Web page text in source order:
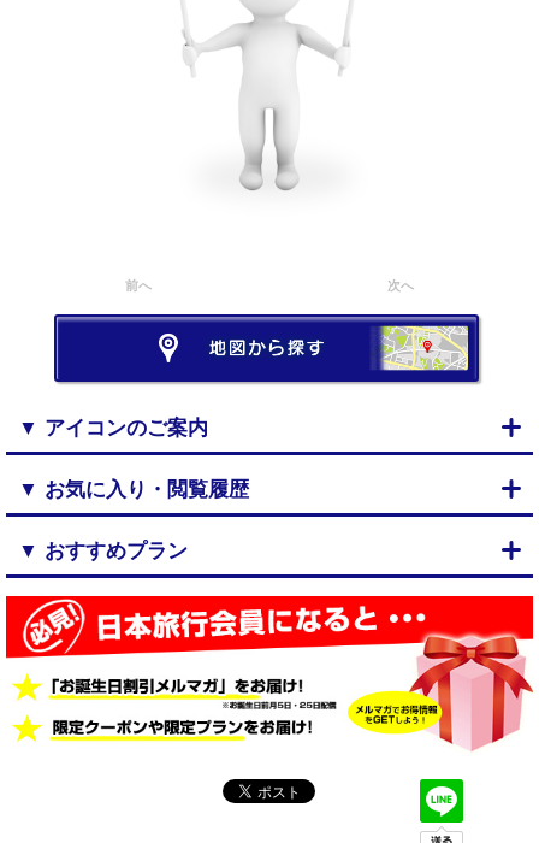
前へ 次へ
▼ アイコンのご案内
▼ お気に入り・閲覧履歴
▼ おすすめプラン